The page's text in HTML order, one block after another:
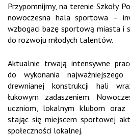
Przypomnijmy, na terenie Szkoły
nowoczesna hala sportowa –
wzbogaci bazę sportową miasta i
do rozwoju młodych talentów.
Aktualnie trwają intensywne
do wykonania
drewnianej konstrukcji hali
łukowym zadaszeniem.
uczniom, lokalnym klubom oraz
stając się miejscem sportowej
społeczności lokalnej.